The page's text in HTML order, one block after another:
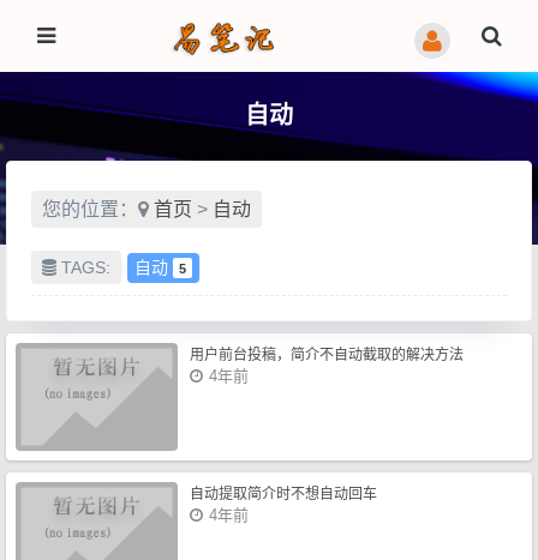
自动
您的位置： 首页 > 自动
TAGS: 自动 5
用户前台投稿，简介不自动截取的解决方法
4年前
自动提取简介时不想自动回车
4年前